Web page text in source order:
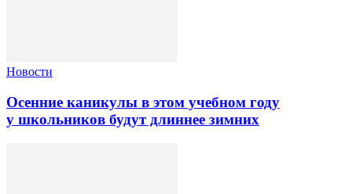
Новости
Осенние каникулы в этом учебном году
у школьников будут длиннее зимних